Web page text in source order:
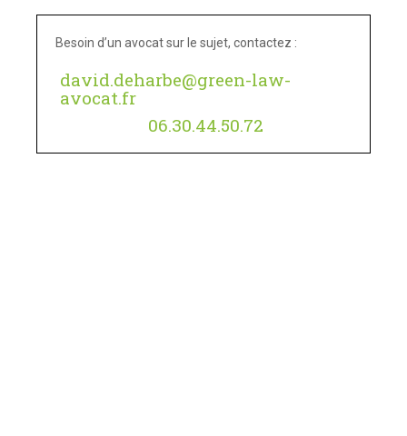
Besoin d’un avocat sur le sujet, contactez :
david.deharbe@green-law-
avocat.fr
06.30.44.50.72